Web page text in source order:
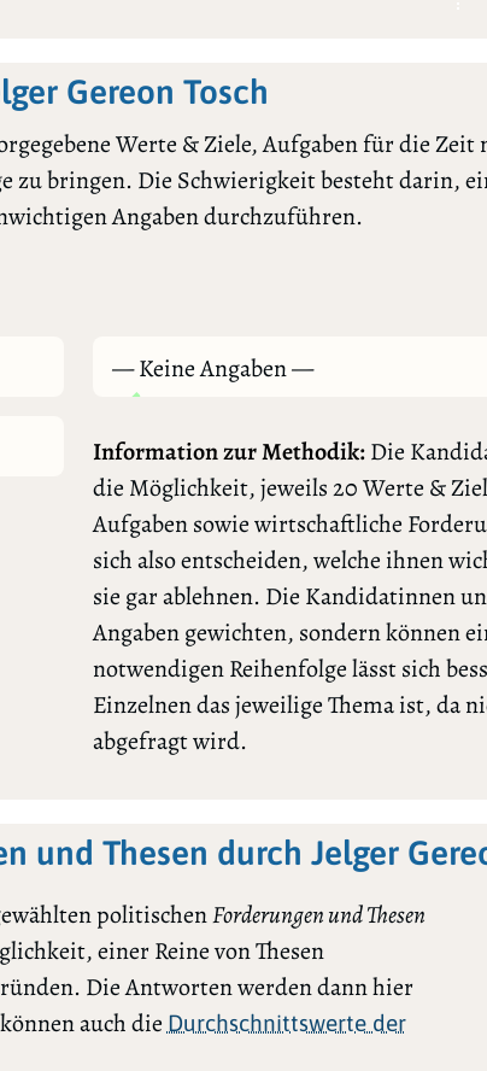
Gereon Tosch
Werte & Ziele, Aufgaben für die Zeit
zu bringen. Die Schwierigkeit besteht darin,
Angaben durchzuführen.
— Keine Angaben —
Information zur Methodik:Die
die Möglichkeit, jeweils 20 Werte &
Aufgaben sowie wirtschaftliche
sich also entscheiden, welche ihnen
sie gar ablehnen. Die Kandidatinnen
Angaben gewichten, sondern können
notwendigen Reihenfolge lässt sich
Einzelnen das jeweilige Thema ist, da
abgefragt wird.
und Thesen durch Jelger
politischenForderungen und Thesen
einer Reine von Thesen
Die Antworten werden dann hier
auch dieDurchschnittswerte der